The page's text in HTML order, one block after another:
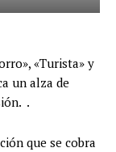
«Turista» y
un alza de
.
que se cobra